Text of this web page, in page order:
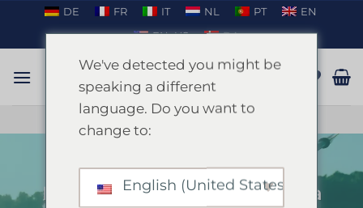
contenu
DE FR IT NL PT
EN
EN_US
DA
PARLER SUR WHATSAPP
Kayak et coucher de soleil Ibiza
We've detected you might be
speaking a different
language. Do you want to
change to:
English (United States)